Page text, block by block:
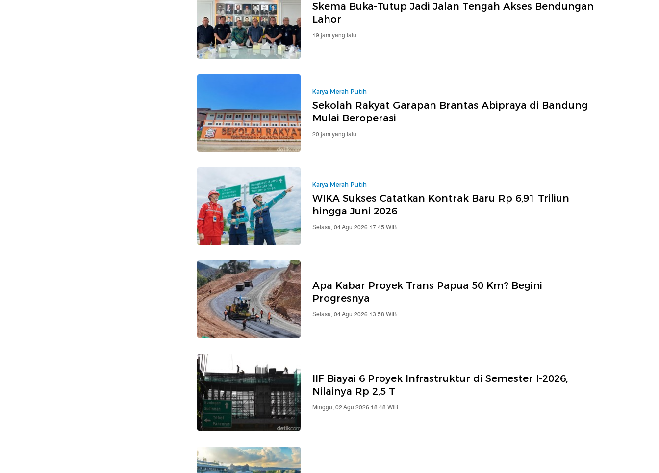
Skema Buka-Tutup Jadi Jalan Tengah Akses Bendungan
Lahor
19 jam yang lalu
Karya Merah Putih
Sekolah Rakyat Garapan Brantas Abipraya di Bandung
Mulai Beroperasi
20 jam yang lalu
Karya Merah Putih
WIKA Sukses Catatkan Kontrak Baru Rp 6,91 Triliun
hingga Juni 2026
Selasa, 04 Agu 2026 17:45 WIB
Apa Kabar Proyek Trans Papua 50 Km? Begini
Progresnya
Selasa, 04 Agu 2026 13:58 WIB
IIF Biayai 6 Proyek Infrastruktur di Semester I-2026,
Nilainya Rp 2,5 T
Minggu, 02 Agu 2026 18:48 WIB